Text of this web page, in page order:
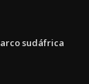
sudáfrica